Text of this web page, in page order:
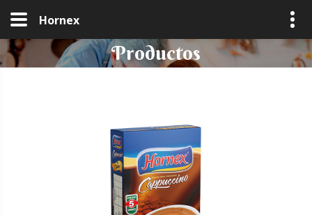
Hornex
Productos